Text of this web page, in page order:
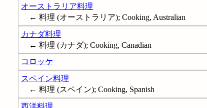
オーストラリア料理
← 料理 (オーストラリア); Cooking, Australian
カナダ料理
← 料理 (カナダ); Cooking, Canadian
コロッケ
スペイン料理
← 料理 (スペイン); Cooking, Spanish
西洋料理